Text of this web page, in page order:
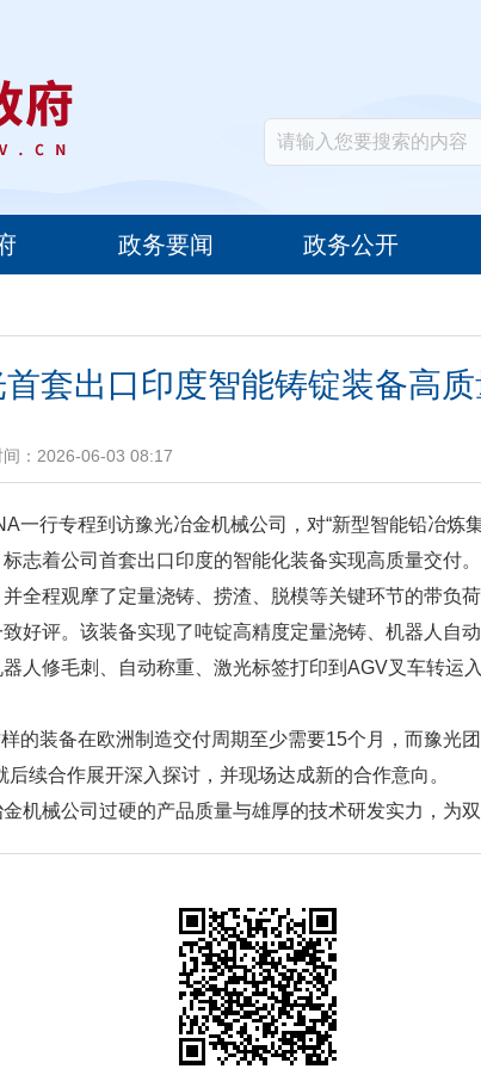
政务要闻 政务公开
首套出口印度智能铸锭装备高
间：2026-06-03 08:17
一行专程到访豫光冶金机械公司，对“新型智能铅冶炼
志着公司首套出口印度的智能化装备实现高质量交付。
全程观摩了定量浇铸、捞渣、脱模等关键环节的带负
好评。该装备实现了吨锭高精度定量浇铸、机器人自
人修毛刺、自动称重、激光标签打印到AGV叉车转运
的装备在欧洲制造交付周期至少需要15个月，而豫光
续合作展开深入探讨，并现场达成新的合作意向。
机械公司过硬的产品质量与雄厚的技术研发实力，为